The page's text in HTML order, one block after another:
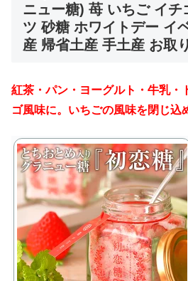
ニュー糖) 苺 いちご イチ
ツ 砂糖 ホワイトデー イ
産 帰省土産 手土産 お取
紅茶・パン・ヨーグルト・牛乳・
ゴ風味に。いちごの風味を閉じ込